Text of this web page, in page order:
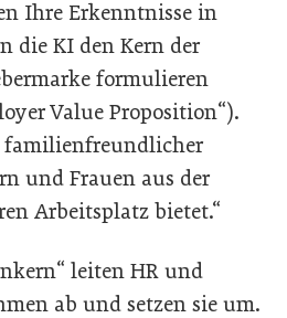
Ihre Erkenntnisse in
die KI den Kern der
formulieren
Value Proposition“).
familienfreundlicher
und Frauen aus der
Arbeitsplatz bietet.“
leiten HR und
ab und setzen sie um.